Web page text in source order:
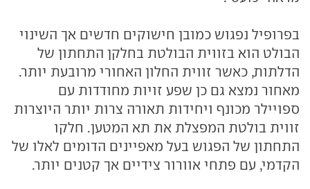
בפרופיל נפגוש כמובן חישוקים חדשים אך השינוי
הבולט הוא בזווית הבולטת בחלקן התחתון של
הדלתות, כאשר זווית החלון האחורי מרובעת יותר.
מאחור נמצא גם כן שפע זויות מחודדות עם
ספויילר מכונף ויחידות תאורה צרות יותר היוצרות
זווית בולטת המפצלת את תא המטען. חלקו
התחתון של הפגוש בעל מאפיינים הדומים לאלו של
הקדמי, עם פתחי אוורור צידיים אך קטנים יותר.